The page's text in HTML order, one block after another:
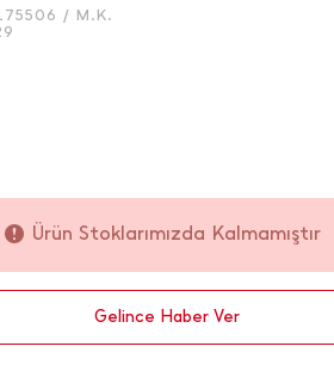
/ M.K.
Ürün Stoklarımızda Kalmamıştır
Gelince Haber Ver